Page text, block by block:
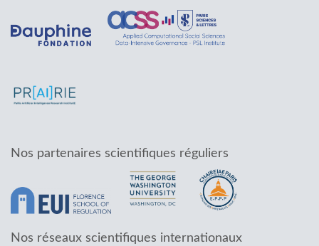
Nos partenaires scientifiques réguliers
Nos réseaux scientifiques internationaux